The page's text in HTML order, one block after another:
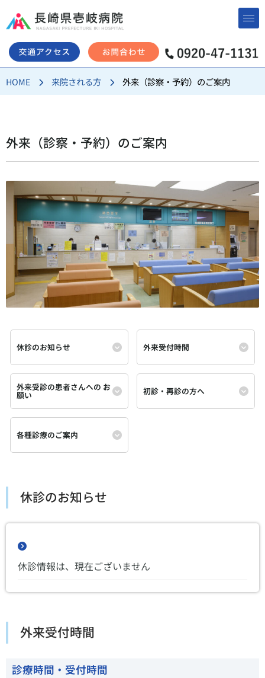
コ
ン
テ
ン
ツ
キ
ッ
プ
HOME 来院される方 外来（診察・予約）のご案内
外来（診察・予約）のご案内
休診のお知らせ 外来受付時間
外来受診の患者さんへの お
願い 初診・再診の方へ
各種診療のご案内
休診のお知らせ
休診情報は、現在ございません
外来受付時間
診療時間・受付時間